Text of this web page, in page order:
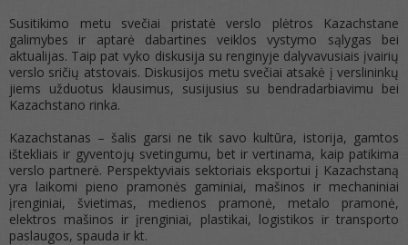
Susitikimo metu svečiai pristatė verslo plėtros Kazachstane
galimybes ir aptarė dabartines veiklos vystymo sąlygas bei
aktualijas. Taip pat vyko diskusija su renginyje dalyvavusiais įvairių
verslo sričių atstovais. Diskusijos metu svečiai atsakė į verslininkų
jiems užduotus klausimus, susijusius su bendradarbiavimu bei
Kazachstano rinka.
Kazachstanas – šalis garsi ne tik savo kultūra, istorija, gamtos
ištekliais ir gyventojų svetingumu, bet ir vertinama, kaip patikima
verslo partnerė. Perspektyviais sektoriais eksportui į Kazachstaną
yra laikomi pieno pramonės gaminiai, mašinos ir mechaniniai
įrenginiai, švietimas, medienos pramonė, metalo pramonė,
elektros mašinos ir įrenginiai, plastikai, logistikos ir transporto
paslaugos, spauda ir kt.